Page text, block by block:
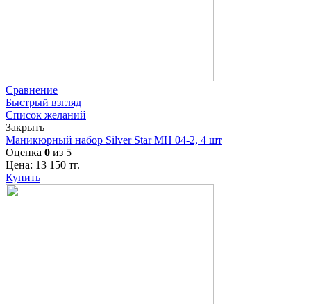
Сравнение
Быстрый взгляд
Список желаний
Закрыть
Маникюрный набор Silver Star МН 04-2, 4 шт
Оценка 0 из 5
Цена: 13 150 тг.
Купить